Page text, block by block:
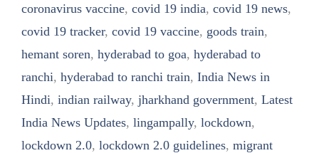
coronavirus vaccine, covid 19 india, covid 19 news,
covid 19 tracker, covid 19 vaccine, goods train,
hemant soren, hyderabad to goa, hyderabad to
ranchi, hyderabad to ranchi train, India News in
Hindi, indian railway, jharkhand government, Latest
India News Updates, lingampally, lockdown,
lockdown 2.0, lockdown 2.0 guidelines, migrant